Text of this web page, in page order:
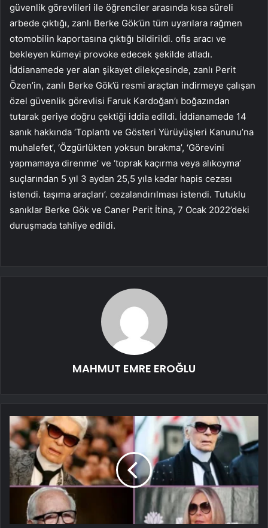
güvenlik görevlileri ile öğrenciler arasında kısa süreli
arbede çıktığı, zanlı Berke Gök’ün tüm uyarılara rağmen
otomobilin kaportasına çıktığı bildirildi. ofis aracı ve
bekleyen kümeyi provoke edecek şekilde atladı.
İddianamede yer alan şikayet dilekçesinde, zanlı Perit
Özen’in, zanlı Berke Gök’ü resmi araçtan indirmeye çalışan
özel güvenlik görevlisi Faruk Kardoğan’ı boğazından
tutarak geriye doğru çektiği iddia edildi. İddianamede 14
sanık hakkında ‘Toplantı ve Gösteri Yürüyüşleri Kanunu’na
muhalefet’, ‘Özgürlükten yoksun bırakma’, ‘Görevini
yapmamaya direnme’ ve ‘toprak kaçırma veya alıkoyma’
suçlarından 5 yıl 3 aydan 25,5 yıla kadar hapis cezası
istendi. taşıma araçları’. cezalandırılması istendi. Tutuklu
sanıklar Berke Gök ve Caner Perit İtina, 7 Ocak 2022’deki
duruşmada tahliye edildi.
MAHMUT EMRE EROĞLU